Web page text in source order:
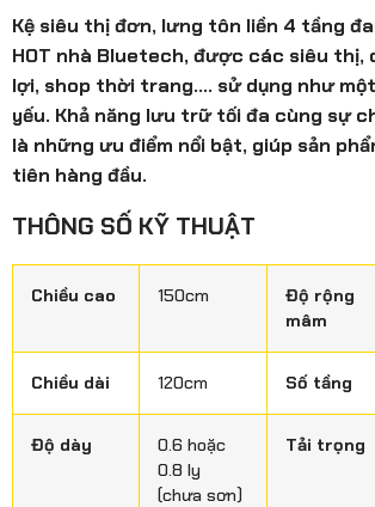
Kệ siêu thị đơn, lưng tôn liền 4 tầng
HOT nhà Bluetech, được các siêu thị,
lợi, shop thời trang…. sử dụng như
yếu. Khả năng lưu trữ tối đa cùng sự
là những ưu điểm nổi bật, giúp sản
tiên hàng đầu.
THÔNG SỐ KỸ THUẬT
Chiều cao 150cm
Độ rộng
mâm
Chiều dài 120cm Số tầng
Độ dày
0.6 hoặc
0.8 ly
(chưa sơn)
Tải trọng